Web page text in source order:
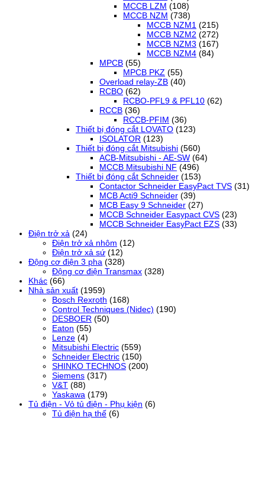
MCCB LZM (108)
MCCB NZM (738)
MCCB NZM1 (215)
MCCB NZM2 (272)
MCCB NZM3 (167)
MCCB NZM4 (84)
MPCB (55)
MPCB PKZ (55)
Overload relay-ZB (40)
RCBO (62)
RCBO-PFL9 & PFL10 (62)
RCCB (36)
RCCB-PFIM (36)
Thiết bị đóng cắt LOVATO (123)
ISOLATOR (123)
Thiết bị đóng cắt Mitsubishi (560)
ACB-Mitsubishi - AE-SW (64)
MCCB Mitsubishi NF (496)
Thiết bị đóng cắt Schneider (153)
Contactor Schneider EasyPact TVS (31)
MCB Acti9 Schneider (39)
MCB Easy 9 Schneider (27)
MCCB Schneider Easypact CVS (23)
MCCB Schneider EasyPact EZS (33)
Điện trở xả (24)
Điện trở xả nhôm (12)
Điện trở xả sứ (12)
Động cơ điện 3 pha (328)
Động cơ điện Transmax (328)
Khác (66)
Nhà sản xuất (1959)
Bosch Rexroth (168)
Control Techniques (Nidec) (190)
DESBOER (50)
Eaton (55)
Lenze (4)
Mitsubishi Electric (559)
Schneider Electric (150)
SHINKO TECHNOS (200)
Siemens (317)
V&T (88)
Yaskawa (179)
Tủ điện - Vỏ tủ điện - Phụ kiện (6)
Tủ điện hạ thế (6)